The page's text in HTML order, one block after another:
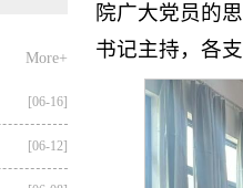
More+
[06-16]
[06-12]
院广大党员的
书记主持，各